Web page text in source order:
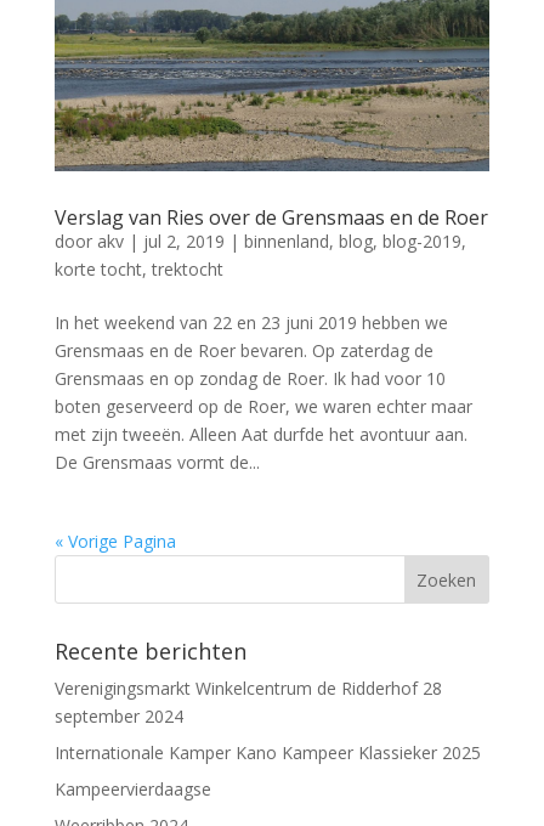
Verslag van Ries over de Grensmaas en de Roer
door akv| jul 2, 2019 | binnenland, blog, blog-2019,
korte tocht,trektocht
In het weekend van 22 en 23 juni 2019 hebben we
Grensmaas en de Roer bevaren. Op zaterdag de
Grensmaas en op zondag de Roer. Ik had voor 10
boten geserveerd op de Roer, we waren echter maar
met zijn tweeën. Alleen Aat durfde het avontuur aan.
De Grensmaas vormt de...
« Vorige Pagina
Recente berichten
Verenigingsmarkt Winkelcentrum de Ridderhof 28
september 2024
Internationale Kamper Kano Kampeer Klassieker 2025
Kampeervierdaagse